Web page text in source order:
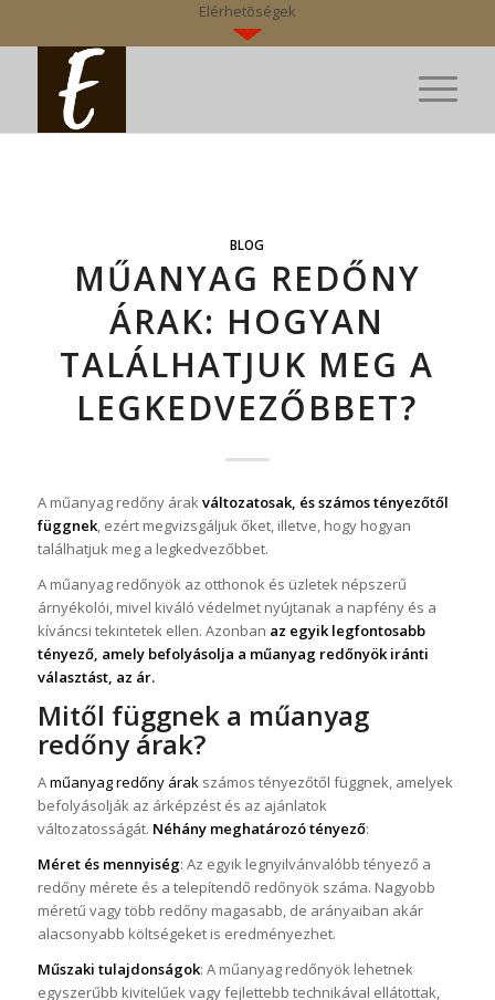
Elérhetõségek
BLOG
MŰANYAG REDŐNY
ÁRAK: HOGYAN
TALÁLHATJUK MEG A
LEGKEDVEZŐBBET?
A műanyag redőny árakváltozatosak, és számos tényezőtől
függnek, ezért megvizsgáljuk őket, illetve, hogy hogyan
találhatjuk meg a legkedvezőbbet.
A műanyag redőnyök az otthonok és üzletek népszerű
árnyékolói, mivel kiváló védelmet nyújtanak a napfény és a
kíváncsi tekintetek ellen. Azonban az egyik legfontosabb
tényező, amely befolyásolja a műanyag redőnyök iránti
választást, az ár.
Mitől függnek a műanyag
redőny árak?
Aműanyag redőny árakszámos tényezőtől függnek, amelyek
befolyásolják az árképzést és az ajánlatok
változatosságát. Néhány meghatározó tényező:
Méret és mennyiség: Az egyik legnyilvánvalóbb tényező a
redőny mérete és a telepítendő redőnyök száma. Nagyobb
méretű vagy több redőny magasabb, de arányaiban akár
alacsonyabb költségeket is eredményezhet.
Műszaki tulajdonságok: A műanyag redőnyök lehetnek
egyszerűbb kivitelűek vagy fejlettebb technikával ellátottak,